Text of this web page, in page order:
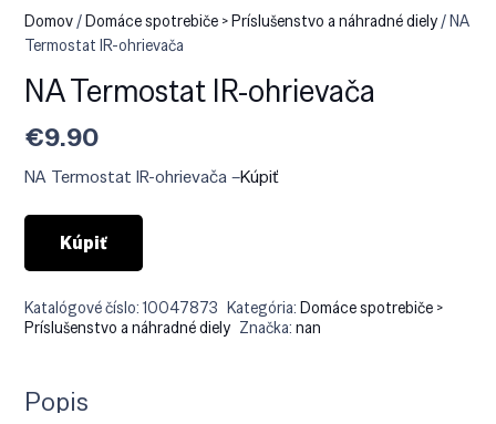
Domov/Domáce spotrebiče > Príslušenstvo a náhradné diely/ NA
Termostat IR-ohrievača
NA Termostat IR-ohrievača
€9.90
NA Termostat IR-ohrievača –Kúpiť
Kúpiť
Katalógové číslo:10047873 Kategória:Domáce spotrebiče >
Príslušenstvo a náhradné diely Značka:nan
Popis